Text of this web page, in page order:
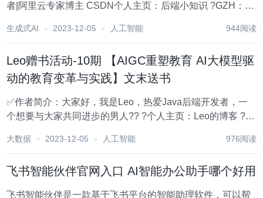
者|阿里云专家博主 CSDN个人主页：后端小知识 ?GZH：后
教育工作者 教育资源不平衡 这次...
生成式AI 2023-12-05 人工智能 944阅读
Leo赠书活动-10期 【AIGC重塑教育 AI大模型驱
动的教育变革与实践】文末送书
✅作者简介：大家好，我是Leo，热爱Java后端开发者，一
个想要与大家共同进步的男人?? ?个人主页：Leo的博客 ?当
容：Leo赠书活动-10期 【AIGC重塑教育 AI大模型驱动的教
大数据 2023-12-05 人工智能 976阅读
飞书智能伙伴官网入口 AI智能办公助手哪个好用
飞书智能伙伴是一款基于飞书平台的智能助理软件，可以帮